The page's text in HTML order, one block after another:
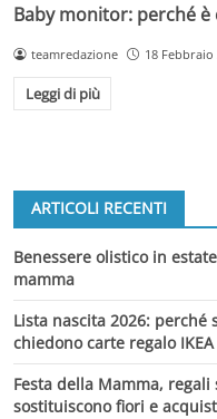
Baby monitor: perché
teamredazione 18 Febbraio
Leggi di più
ARTICOLI RECENTI
Benessere olistico in
mamma
Lista nascita 2026:
chiedono carte regalo
Festa della Mamma,
sostituiscono fiori e